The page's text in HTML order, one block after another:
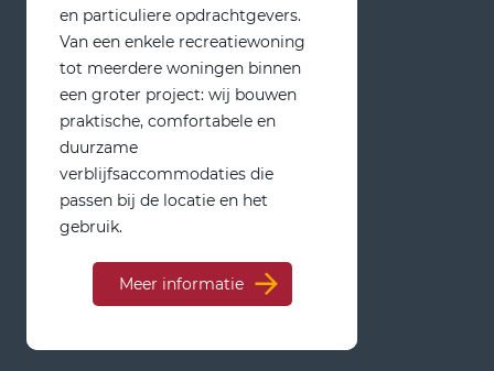
en particuliere opdrachtgevers.
Van een enkele recreatiewoning
tot meerdere woningen binnen
een groter project: wij bouwen
praktische, comfortabele en
duurzame
verblijfsaccommodaties die
passen bij de locatie en het
gebruik.
Meer informatie